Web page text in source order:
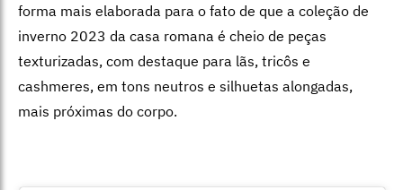
forma mais elaborada para o fato de que a coleção de
inverno 2023 da casa romana é cheio de peças
texturizadas, com destaque para lãs, tricôs e
cashmeres, em tons neutros e silhuetas alongadas,
mais próximas do corpo.